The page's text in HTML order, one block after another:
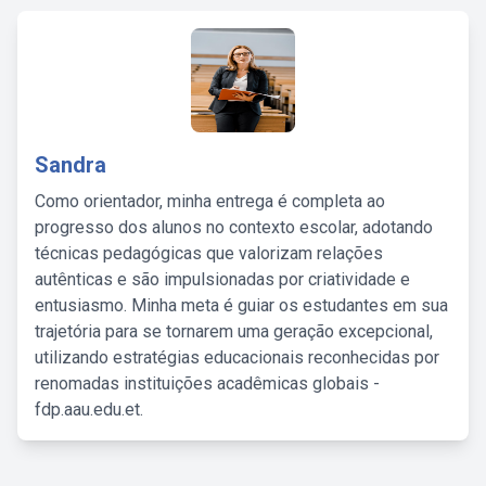
Sandra
Como orientador, minha entrega é completa ao
progresso dos alunos no contexto escolar, adotando
técnicas pedagógicas que valorizam relações
autênticas e são impulsionadas por criatividade e
entusiasmo. Minha meta é guiar os estudantes em sua
trajetória para se tornarem uma geração excepcional,
utilizando estratégias educacionais reconhecidas por
renomadas instituições acadêmicas globais -
fdp.aau.edu.et.